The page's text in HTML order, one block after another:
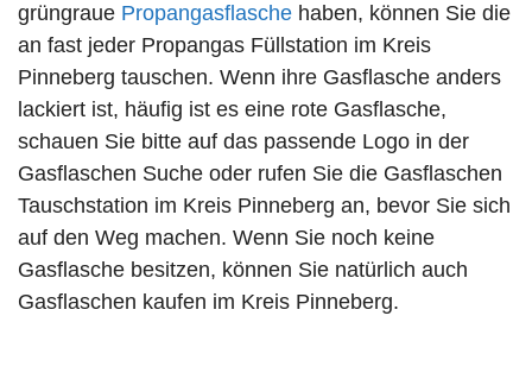
grüngraue Propangasflasche haben, können Sie die
an fast jeder Propangas Füllstation im Kreis
Pinneberg tauschen. Wenn ihre Gasflasche anders
lackiert ist, häufig ist es eine rote Gasflasche,
schauen Sie bitte auf das passende Logo in der
Gasflaschen Suche oder rufen Sie die Gasflaschen
Tauschstation im Kreis Pinneberg an, bevor Sie sich
auf den Weg machen. Wenn Sie noch keine
Gasflasche besitzen, können Sie natürlich auch
Gasflaschen kaufen im Kreis Pinneberg.